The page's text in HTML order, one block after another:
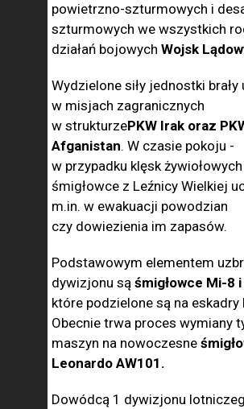
powietrzno-szturmowych i
szturmowych we wszystkich
działań bojowych Wojsk
Wydzielone siły jednostki brały
w misjach zagranicznych
w strukturzePKW Irak oraz
Afganistan. W czasie pokoju -
w przypadku klęsk
śmigłowce z Leźnicy Wielkiej
m.in. w ewakuacji powodzian
czy dowiezienia im zapasów.
Podstawowym elementem
dywizjonu są śmigłowce Mi-8
które podzielone są na eskadry
Obecnie trwa proces wymiany
maszyn na nowoczesne
Leonardo AW101.
Dowódcą 1 dywizjonu